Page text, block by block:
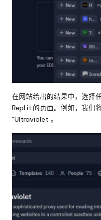
在网站给出的结果中，选择
Repl.it 的页面。例如，我们
"Ultraviolet"。